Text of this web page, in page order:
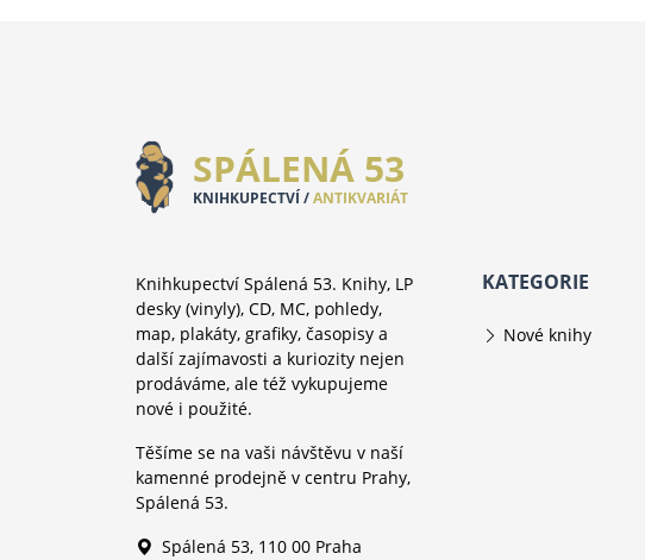
SPÁLENÁ 53
KNIHKUPECTVÍ /ANTIKVARIÁT
Knihkupectví Spálená 53. Knihy, LP
desky (vinyly), CD, MC, pohledy,
map, plakáty, grafiky, časopisy a
další zajímavosti a kuriozity nejen
prodáváme, ale též vykupujeme
nové i použité.
Těšíme se na vaši návštěvu v naší
kamenné prodejně v centru Prahy,
Spálená 53.
Spálená 53, 110 00 Praha
KATEGORIE
Nové knihy